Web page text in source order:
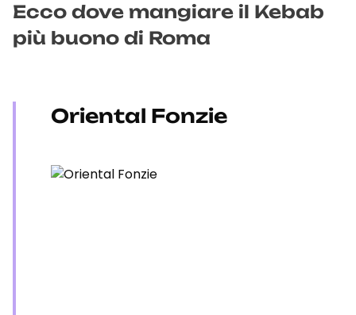
Ecco dove mangiare il Kebab
più buono di Roma
Oriental Fonzie